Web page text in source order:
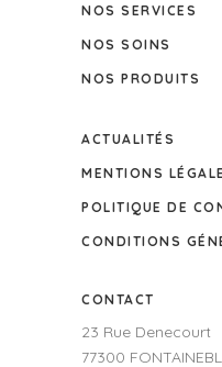
NOS SERVICES
NOS SOINS
NOS PRODUITS
ACTUALITÉS
MENTIONS
POLITIQUE DE
CONDITIONS
CONTACT
23 Rue Denecourt
77300